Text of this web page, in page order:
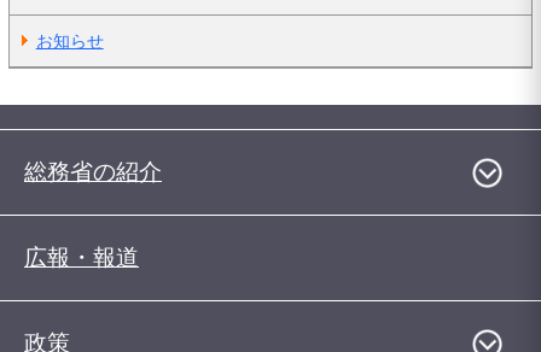
お知らせ
総務省の紹介
広報・報道
政策